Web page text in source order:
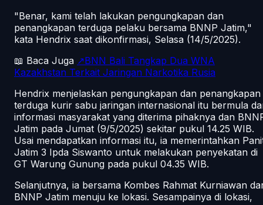
"Benar, kami telah lakukan pengungkapan dan
penangkapan terduga pelaku bersama BNNP Jatim,"
kata Hendrix saat dikonfirmasi, Selasa (14/5/2025).
📖 Baca Juga ↗BNN Bali Tangkap Dua WNA
Kazakhstan Terkait Jaringan Narkotika Rusia
Hendrix menjelaskan pengungkapan dan penangkapan
terduga kurir sabu jaringan internasional itu bermula
informasi masyarakat yang diterima pihaknya dan
Jatim pada Jumat (9/5/2025) sekitar pukul 14.25 WIB.
Usai mendapatkan informasi itu, ia memerintahkan
Jatim 3 Ipda Siswanto untuk melakukan penyekatan di
GT Warung Gunung pada pukul 04.35 WIB.
Selanjutnya, ia bersama Kombes Rahmat Kurniawan
BNNP Jatim menuju ke lokasi. Sesampainya di lokasi,